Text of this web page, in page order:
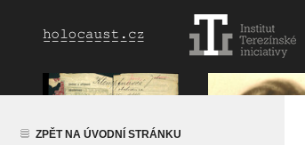
ZPĚT NA ÚVODNÍ STRÁNKU